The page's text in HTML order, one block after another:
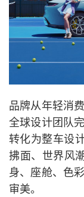
品牌从年轻消
全球设计团队
转化为整车设
拂面、世界风
身、座舱、色
审美。